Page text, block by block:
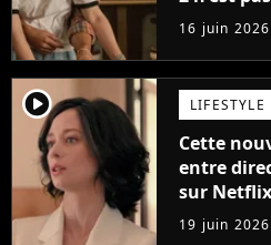
créateur
cinq
16 juin 2026
player2 LIFESTYLE
Cette
entre
sur
confirmée
19 juin 2026